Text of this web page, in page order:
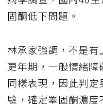
固酮低下問題。
林承家強調，不是
更年期，一般情緒
同樣表現，因此判
驗，確定睪固酮濃度